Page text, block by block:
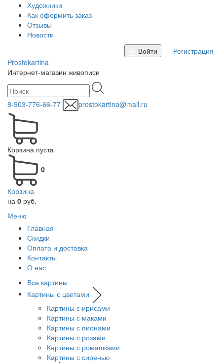
Художники
Как оформить заказ
Отзывы
Новости
Войти
Регистрация
Prostokartina
Интернет-магазин живописи
8-903-776-66-77 prostokartina@mail.ru
Корзина пуста
0
Корзина
на 0 руб.
Меню
Главная
Скидки
Оплата и доставка
Контакты
О нас
Все картины
Картины с цветами
Картины с ирисами
Картины с маками
Картины с пионами
Картины с розами
Картины с ромашками
Картины с сиренью